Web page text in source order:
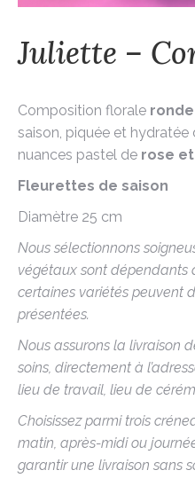
Juliette –
Composition florale
saison, piquée et
nuances pastel de rose
Fleurettes de saison
Diamètre 25 cm
Nous sélectionnons
végétaux sont dépendants
certaines variétés peuvent
présentées.
Nous assurons la livraison
soins, directement à
lieu de travail, lieu de
Choisissez parmi trois
matin, après-midi ou
garantir une livraison sans